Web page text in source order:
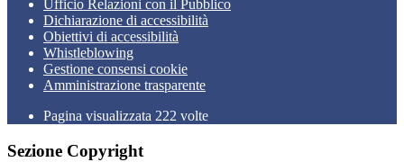
Ufficio Relazioni con il Pubblico
Dichiarazione di accessibilità
Obiettivi di accessibilità
Whistleblowing
Gestione consensi cookie
Amministrazione trasparente
Pagina visualizzata 222 volte
Sezione Copyright